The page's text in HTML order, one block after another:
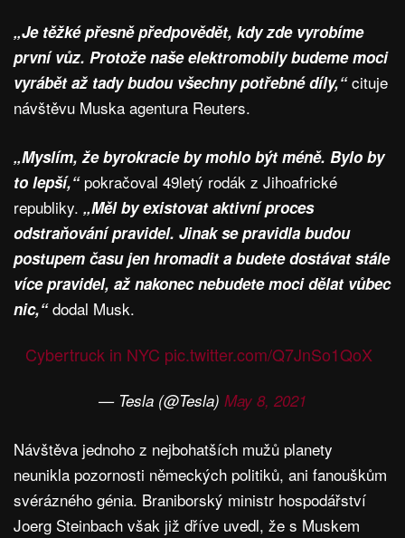
„Je těžké přesně předpovědět, kdy zde vyrobíme
první vůz. Protože naše elektromobily budeme moci
vyrábět až tady budou všechny potřebné díly,“cituje
návštěvu Muska agentura Reuters.
„Myslím, že byrokracie by mohlo být méně. Bylo by
to lepší,“pokračoval 49letý rodák z Jihoafrické
republiky. „Měl by existovat aktivní proces
odstraňování pravidel. Jinak se pravidla budou
postupem času jen hromadit a budete dostávat stále
více pravidel, až nakonec nebudete moci dělat vůbec
nic,“dodal Musk.
Cybertruck in NYC pic.twitter.com/Q7JnSo1QoX
— Tesla (@Tesla) May 8, 2021
Návštěva jednoho z nejbohatších mužů planety
neunikla pozornosti německých politiků, ani fanouškům
svérázného génia. Braniborský ministr hospodářství
Joerg Steinbach však již dříve uvedl, že s Muskem